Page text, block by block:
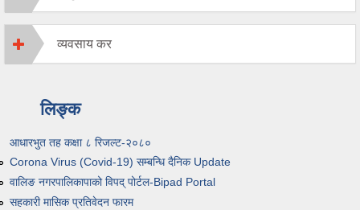
व्यवसाय कर
लिङ्क
आधारभुत तह कक्षा ८ रिजल्ट-२०८०
Corona Virus (Covid-19) सम्बन्धि दैनिक Update
वालिङ नगरपालिकापाको विपद् पोर्टल-Bipad Portal
सहकारी मासिक प्रतिवेदन फारम